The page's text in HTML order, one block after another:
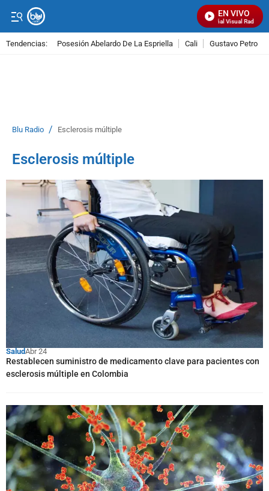
EN VIVO
Señal Visual Radio
Tendencias: Posesión Abelardo De La Espriella Cali Gustavo Petro
Blu Radio / Esclerosis múltiple
Esclerosis múltiple
SaludAbr 24
Restablecen suministro de medicamento clave para pacientes con
esclerosis múltiple en Colombia